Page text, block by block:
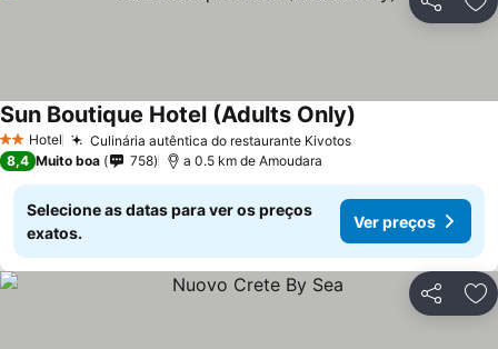
Partilhar
2 Estrelas
Hotel Culinária autêntica do restaurante Kivotos
Sun Boutique Hotel (Adults Only)
8,4 Muito boa 758 a 0.5 km de Amoudara
Selecione as datas para ver os preços
exatos.
Ver preços
Partilhar